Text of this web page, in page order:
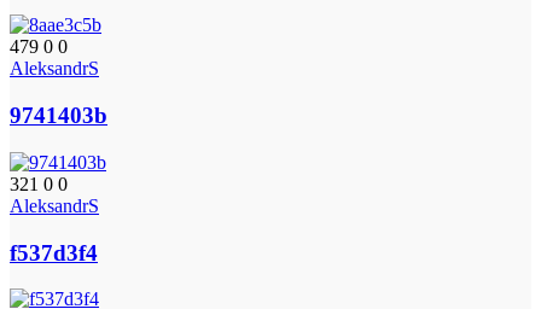
479 0 0
AleksandrS
9741403b
321 0 0
AleksandrS
f537d3f4